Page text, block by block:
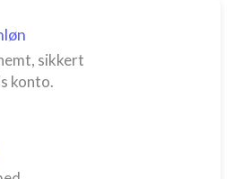
sikkert
konto.